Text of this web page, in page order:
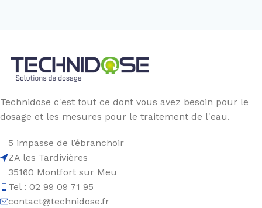
Technidose c'est tout ce dont vous avez besoin pour le
dosage et les mesures pour le traitement de l'eau.
5 impasse de l’ébranchoir
ZA les Tardivières
35160 Montfort sur Meu
Tel : 02 99 09 71 95
contact@technidose.fr